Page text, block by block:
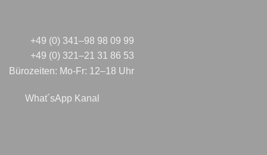
+49 (0) 341–98 98 09 99
+49 (0) 321–21 31 86 53
Bürozeiten: Mo-Fr: 12–18 Uhr
What´sApp Kanal